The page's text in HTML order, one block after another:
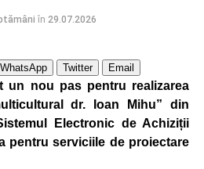
a ajuns și la o expoziție din
Național „David Prodan”
competențele prin
în Croația
WhatsApp Twitter Email
în 29.07.2026
WhatsApp Twitter Email
un nou pas pentru realizarea
dr. Ioan Mihu” din
Electronic de Achiziții
pentru serviciile de proiectare